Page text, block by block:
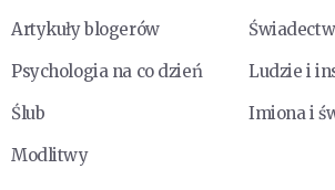
Artykuły blogerów
Psychologia na co dzień
Ludzie i
Ślub
Imiona i
Modlitwy